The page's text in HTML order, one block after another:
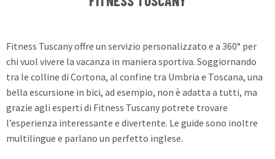
Fitness Tuscany offre un servizio personalizzato e a 360° per
chi vuol vivere la vacanza in maniera sportiva. Soggiornando
tra le colline di Cortona, al confine tra Umbria e Toscana, una
bella escursione in bici, ad esempio, non è adatta a tutti, ma
grazie agli esperti di Fitness Tuscany potrete trovare
l’esperienza interessante e divertente. Le guide sono inoltre
multilingue e parlano un perfetto inglese.